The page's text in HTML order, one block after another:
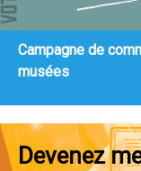
Campagne de
musées
Devenez